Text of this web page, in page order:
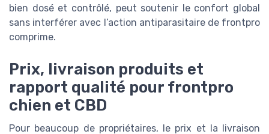
bien dosé et contrôlé, peut soutenir le confort global
sans interférer avec l’action antiparasitaire de frontpro
comprime.
Prix, livraison produits et
rapport qualité pour frontpro
chien et CBD
Pour beaucoup de propriétaires, le prix et la livraison